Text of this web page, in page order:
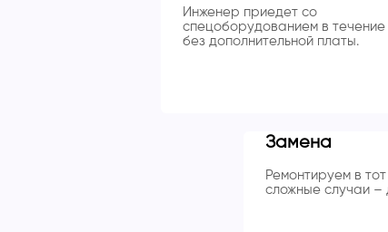
Инженер приедет со
спецоборудованием в
без дополнительной платы.
Замена
Ремонтируем в
сложные случаи –